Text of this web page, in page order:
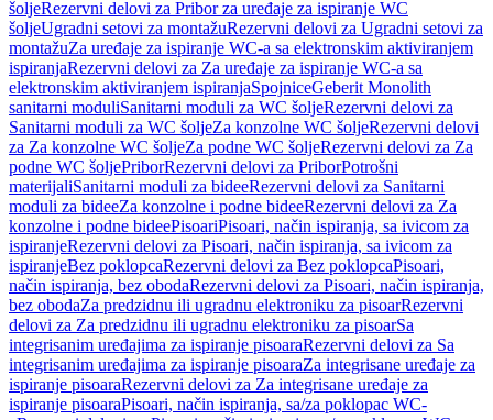
šoljeRezervni delovi za Pribor za uređaje za ispiranje WC
šoljeUgradni setovi za montažuRezervni delovi za Ugradni setovi za
montažuZa uređaje za ispiranje WC-a sa elektronskim aktiviranjem
ispiranjaRezervni delovi za Za uređaje za ispiranje WC-a sa
elektronskim aktiviranjem ispiranjaSpojniceGeberit Monolith
sanitarni moduliSanitarni moduli za WC šoljeRezervni delovi za
Sanitarni moduli za WC šoljeZa konzolne WC šoljeRezervni delovi
za Za konzolne WC šoljeZa podne WC šoljeRezervni delovi za Za
podne WC šoljePriborRezervni delovi za PriborPotrošni
materijaliSanitarni moduli za bideeRezervni delovi za Sanitarni
moduli za bideeZa konzolne i podne bideeRezervni delovi za Za
konzolne i podne bideePisoariPisoari, način ispiranja, sa ivicom za
ispiranjeRezervni delovi za Pisoari, način ispiranja, sa ivicom za
ispiranjeBez poklopcaRezervni delovi za Bez poklopcaPisoari,
način ispiranja, bez obodaRezervni delovi za Pisoari, način ispiranja,
bez obodaZa predzidnu ili ugradnu elektroniku za pisoarRezervni
delovi za Za predzidnu ili ugradnu elektroniku za pisoarSa
integrisanim uređajima za ispiranje pisoaraRezervni delovi za Sa
integrisanim uređajima za ispiranje pisoaraZa integrisane uređaje za
ispiranje pisoaraRezervni delovi za Za integrisane uređaje za
ispiranje pisoaraPisoari, način ispiranja, sa/za poklopac WC-